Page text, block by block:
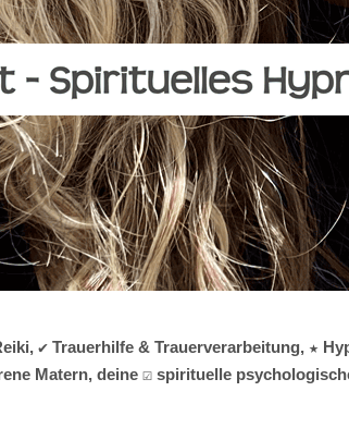
✔️ Trauerhilfe & Trauerverarbeitung, ★
Matern, deine ☑️ spirituelle